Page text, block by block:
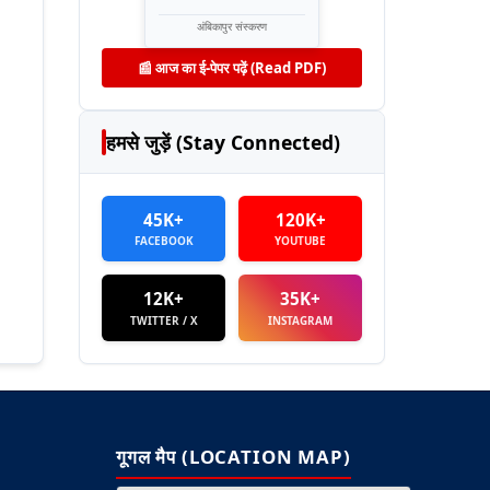
अंबिकापुर संस्करण
📰 आज का ई-पेपर पढ़ें (Read PDF)
हमसे जुड़ें (Stay Connected)
45K+
FACEBOOK
120K+
YOUTUBE
12K+
TWITTER / X
35K+
INSTAGRAM
गूगल मैप (LOCATION MAP)